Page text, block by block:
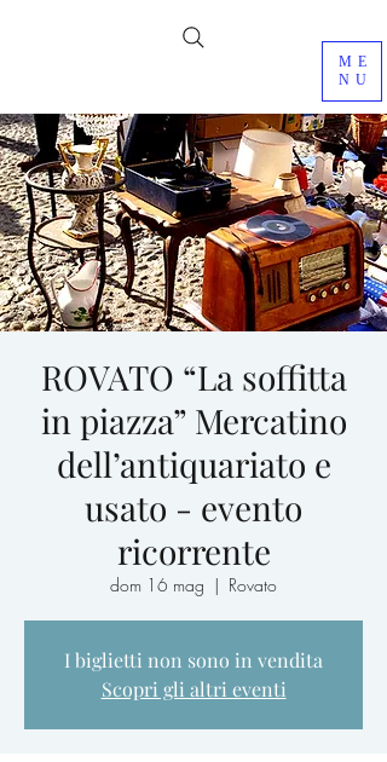
ME
NU
ROVATO “La soffitta
in piazza” Mercatino
dell’antiquariato e
usato - evento
ricorrente
dom 16 mag
  |
Rovato
I biglietti non sono in vendita
Scopri gli altri eventi